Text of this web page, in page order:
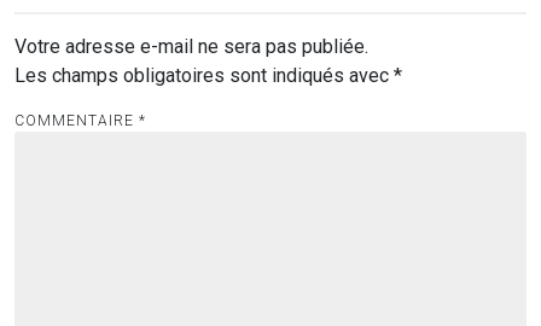
Votre adresse e-mail ne sera pas publiée.
Les champs obligatoires sont indiqués avec *
COMMENTAIRE *